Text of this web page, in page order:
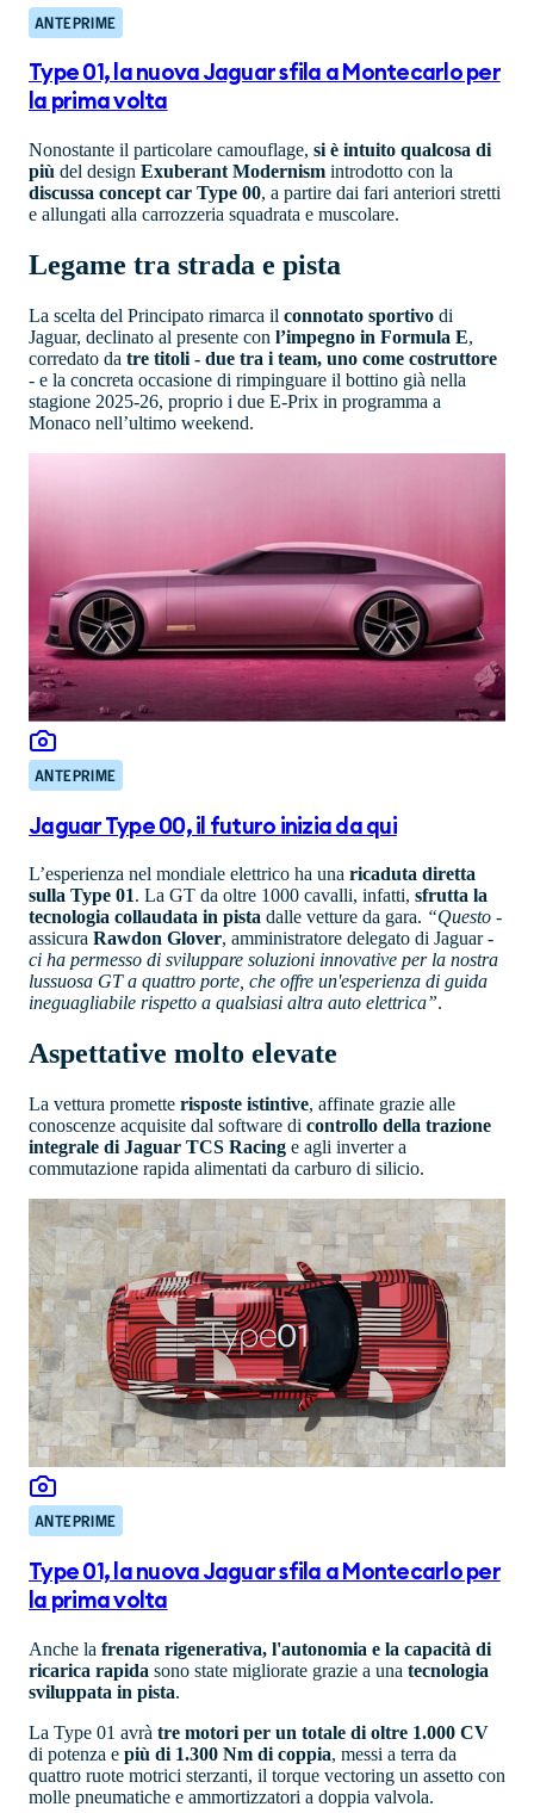
ANTEPRIME
Type 01, la nuova Jaguar sfila a Montecarlo per
la prima volta
Nonostante il particolare camouflage, si è intuito qualcosa di
più del design Exuberant Modernism introdotto con la
discussa concept car Type 00, a partire dai fari anteriori stretti
e allungati alla carrozzeria squadrata e muscolare.
Legame tra strada e pista
La scelta del Principato rimarca il connotato sportivo di
Jaguar, declinato al presente con l’impegno in Formula E,
corredato da tre titoli - due tra i team, uno come costruttore
- e la concreta occasione di rimpinguare il bottino già nella
stagione 2025-26, proprio i due E-Prix in programma a
Monaco nell’ultimo weekend.
ANTEPRIME
Jaguar Type 00, il futuro inizia da qui
L’esperienza nel mondiale elettrico ha una ricaduta diretta
sulla Type 01. La GT da oltre 1000 cavalli, infatti, sfrutta la
tecnologia collaudata in pista dalle vetture da gara. “Questo -
assicura Rawdon Glover, amministratore delegato di Jaguar -
ci ha permesso di sviluppare soluzioni innovative per la nostra
lussuosa GT a quattro porte, che offre un'esperienza di guida
ineguagliabile rispetto a qualsiasi altra auto elettrica”.
Aspettative molto elevate
La vettura promette risposte istintive, affinate grazie alle
conoscenze acquisite dal software di controllo della trazione
integrale di Jaguar TCS Racing e agli inverter a
commutazione rapida alimentati da carburo di silicio.
ANTEPRIME
Type 01, la nuova Jaguar sfila a Montecarlo per
la prima volta
Anche la frenata rigenerativa, l'autonomia e la capacità di
ricarica rapida sono state migliorate grazie a una tecnologia
sviluppata in pista.
La Type 01 avrà tre motori per un totale di oltre 1.000 CV
di potenza e più di 1.300 Nm di coppia, messi a terra da
quattro ruote motrici sterzanti, il torque vectoring un assetto con
molle pneumatiche e ammortizzatori a doppia valvola.